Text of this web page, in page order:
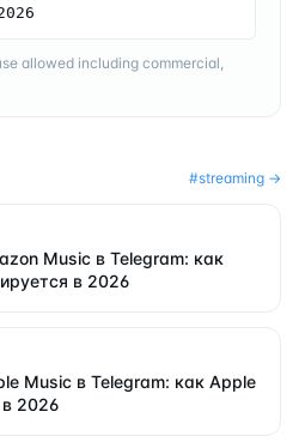
allowed including commercial,
#streaming →
Music в Telegram: как
в 2026
Music в Telegram: как Apple
2026